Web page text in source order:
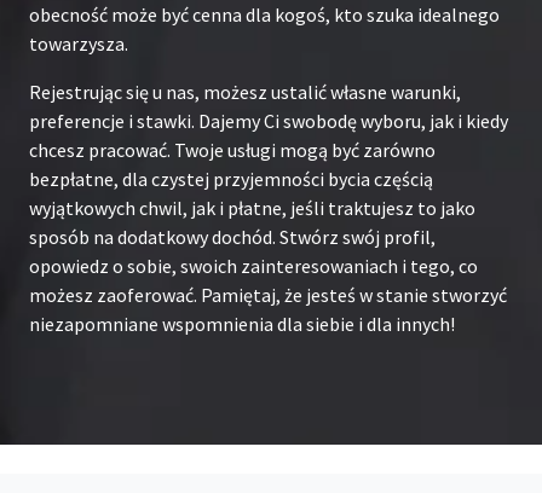
obecność może być cenna dla kogoś, kto szuka idealnego
towarzysza.
Rejestrując się u nas, możesz ustalić własne warunki,
preferencje i stawki. Dajemy Ci swobodę wyboru, jak i kiedy
chcesz pracować. Twoje usługi mogą być zarówno
bezpłatne, dla czystej przyjemności bycia częścią
wyjątkowych chwil, jak i płatne, jeśli traktujesz to jako
sposób na dodatkowy dochód. Stwórz swój profil,
opowiedz o sobie, swoich zainteresowaniach i tego, co
możesz zaoferować. Pamiętaj, że jesteś w stanie stworzyć
niezapomniane wspomnienia dla siebie i dla innych!